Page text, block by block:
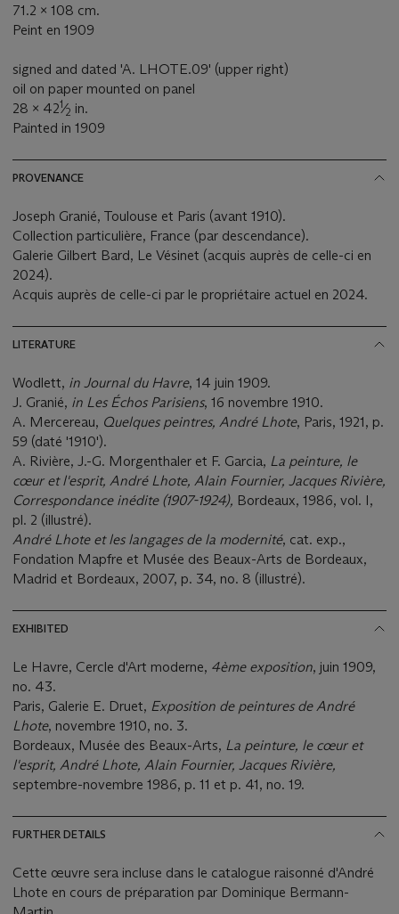
71.2 x 108 cm.
Peint en 1909
signed and dated 'A. LHOTE.09' (upper right)
oil on paper mounted on panel
28 x 421⁄2 in.
Painted in 1909
PROVENANCE
Joseph Granié, Toulouse et Paris (avant 1910).
Collection particulière, France (par descendance).
Galerie Gilbert Bard, Le Vésinet (acquis auprès de celle-ci en
2024).
Acquis auprès de celle-ci par le propriétaire actuel en 2024.
LITERATURE
Wodlett, in Journal du Havre, 14 juin 1909.
J. Granié, in Les Échos Parisiens, 16 novembre 1910.
A. Mercereau, Quelques peintres, André Lhote, Paris, 1921, p.
59 (daté '1910').
A. Rivière, J.-G. Morgenthaler et F. Garcia, La peinture, le
cœur et l'esprit, André Lhote, Alain Fournier, Jacques Rivière,
Correspondance inédite (1907-1924), Bordeaux, 1986, vol. I,
pl. 2 (illustré).
André Lhote et les langages de la modernité, cat. exp.,
Fondation Mapfre et Musée des Beaux-Arts de Bordeaux,
Madrid et Bordeaux, 2007, p. 34, no. 8 (illustré).
EXHIBITED
Le Havre, Cercle d'Art moderne, 4ème exposition, juin 1909,
no. 43.
Paris, Galerie E. Druet, Exposition de peintures de André
Lhote, novembre 1910, no. 3.
Bordeaux, Musée des Beaux-Arts, La peinture, le cœur et
l'esprit, André Lhote, Alain Fournier, Jacques Rivière,
septembre-novembre 1986, p. 11 et p. 41, no. 19.
FURTHER DETAILS
Cette œuvre sera incluse dans le catalogue raisonné d'André
Lhote en cours de préparation par Dominique Bermann-